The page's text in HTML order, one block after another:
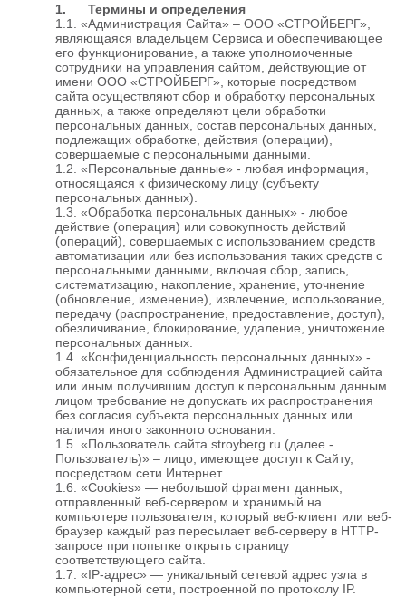
1. Термины и определения
1.1. «Администрация Сайта» – ООО «СТРОЙБЕРГ»,
являющаяся владельцем Сервиса и обеспечивающее
его функционирование, а также уполномоченные
сотрудники на управления сайтом, действующие от
имени ООО «СТРОЙБЕРГ», которые посредством
сайта осуществляют сбор и обработку персональных
данных, а также определяют цели обработки
персональных данных, состав персональных данных,
подлежащих обработке, действия (операции),
совершаемые с персональными данными.
1.2. «Персональные данные» - любая информация,
относящаяся к физическому лицу (субъекту
персональных данных).
1.3. «Обработка персональных данных» - любое
действие (операция) или совокупность действий
(операций), совершаемых с использованием средств
автоматизации или без использования таких средств с
персональными данными, включая сбор, запись,
систематизацию, накопление, хранение, уточнение
(обновление, изменение), извлечение, использование,
передачу (распространение, предоставление, доступ),
обезличивание, блокирование, удаление, уничтожение
персональных данных.
1.4. «Конфиденциальность персональных данных» -
обязательное для соблюдения Администрацией сайта
или иным получившим доступ к персональным данным
лицом требование не допускать их распространения
без согласия субъекта персональных данных или
наличия иного законного основания.
1.5. «Пользователь сайта stroyberg.ru (далее -
Пользователь)» – лицо, имеющее доступ к Сайту,
посредством сети Интернет.
1.6. «Cookies» — небольшой фрагмент данных,
отправленный веб-сервером и хранимый на
компьютере пользователя, который веб-клиент или веб-
браузер каждый раз пересылает веб-серверу в HTTP-
запросе при попытке открыть страницу
соответствующего сайта.
1.7. «IP-адрес» — уникальный сетевой адрес узла в
компьютерной сети, построенной по протоколу IP.